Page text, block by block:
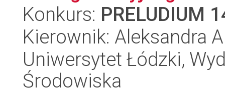
Konkurs: PRELUDIUM
Kierownik: Aleksandra
Uniwersytet Łódzki,
Środowiska